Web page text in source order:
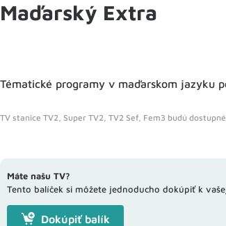
Maďarský Extra
Tématické programy v maďarskom jazyku
TV stanice TV2, Super TV2, TV2 Sef, Fem3 budú
Máte našu TV?
Tento balíček si môžete jednoducho dokúpiť k
Dokúpiť balík